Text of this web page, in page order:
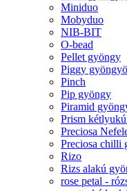
Miniduo
Mobyduo
NIB-BIT
O-bead
Pellet gyöngy
Piggy
Pinch
Pip gyöngy
Piramid
Prism
Preciosa
Preciosa chilli
Rizo
Rizs alakú
rose petal -